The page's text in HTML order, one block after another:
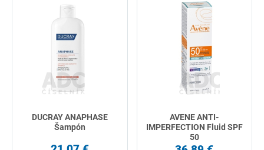
DUCRAY ANAPHASE
Šampón
AVENE ANTI-
IMPERFECTION Fluid SPF
50